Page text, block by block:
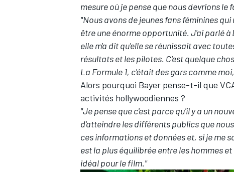
mesure où je pense que nous devrions le
"Nous avons de jeunes fans féminines
être une énorme opportunité. J'ai parlé
elle m'a dit qu'elle se réunissait avec
résultats et les pilotes. C'est quelque
La Formule 1, c'était des gars comme
Alors pourquoi Bayer pense-t-il que
activités hollywoodiennes ?
"Je pense que c'est parce qu'il y a un
d'atteindre les différents publics que
ces informations et données et, si je me
est la plus équilibrée entre les hommes
idéal pour le film."